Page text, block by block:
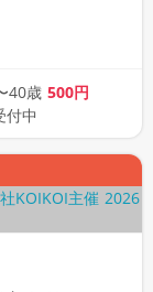
40歳 500円
中